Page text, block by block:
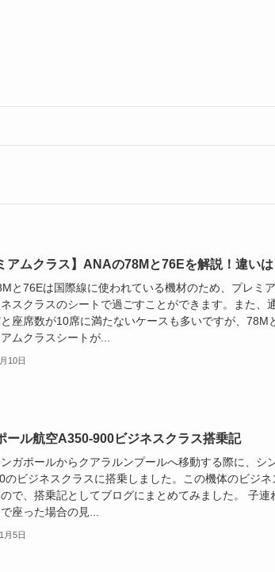
アムクラス】ANAの78Mと76Eを解説！違いは
と76Eは国際線に使われている機材のため、プレミ
スクラスのシートで過ごすことができます。また、
座席数が10席に満たないケースも多いですが、78M
ムクラスシートが...
10日
ール航空A350-900ビジネスクラス搭乗記
ガポールからクアラルンプールへ移動する際に、シ
のビジネスクラスに搭乗しました。この機体のビジネ
で、搭乗記としてブログにまとめてみました。 子連
座った場合の見...
月5日